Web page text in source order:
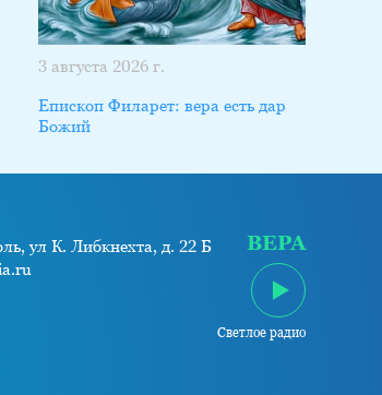
3 августа 2026 г.
Епископ Филарет: вера есть дар
Божий
ул К. Либкнехта, д. 22 Б
ВЕРА
Светлое радио